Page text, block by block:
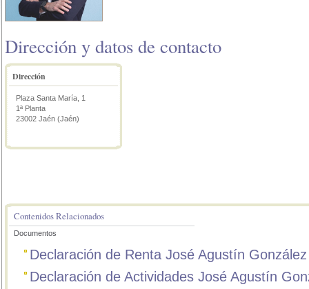
Dirección y datos de contacto
Dirección
Plaza Santa María, 1
1ª Planta
23002 Jaén (Jaén)
Contenidos Relacionados
Documentos
Declaración de Renta José Agustín
Declaración de Actividades José Agustín